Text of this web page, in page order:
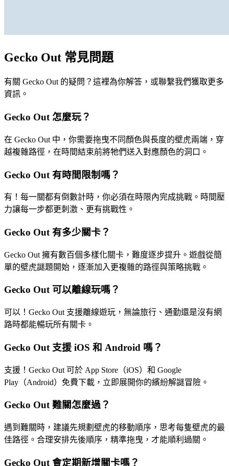
Gecko Out 常見問題
有關 Gecko Out 的疑問？這裡為你解答，或聯繫我們獲取更多
資訊。
Gecko Out 怎麼玩？
在 Gecko Out 中，你需要拖曳不同顏色與長度的壁虎兩端，穿
越複雜路徑，在時間結束前將牠們送入對應顏色的洞口。
Gecko Out 有時間限制嗎？
有！每一關都有倒數計時，你必須在時限內完成挑戰。時間壓
力讓每一步都更刺激、更有挑戰性。
Gecko Out 有多少關卡？
Gecko Out 擁有數百個多樣化關卡，難度逐步提升。遊戲從簡
單的壁虎謎題開始，逐漸加入更複雜的路徑與策略挑戰。
Gecko Out 可以離線玩嗎？
可以！Gecko Out 支援離線遊玩，無論旅行、通勤還是沒有網
路時都能暢玩所有關卡。
Gecko Out 支援 iOS 和 Android 嗎？
支援！Gecko Out 可於 App Store（iOS）和 Google
Play（Android）免費下載，立即展開你的繽紛解謎冒險。
Gecko Out 難關怎麼過？
遇到難關時，建議先規劃壁虎的移動順序，思考每隻壁虎的最
佳路徑。合理安排先後順序，精準拖曳，才能順利過關。
Gecko Out 會定期新增關卡嗎？